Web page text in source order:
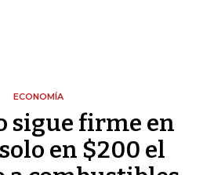
ECONOMÍA
sigue firme en
en $200 el